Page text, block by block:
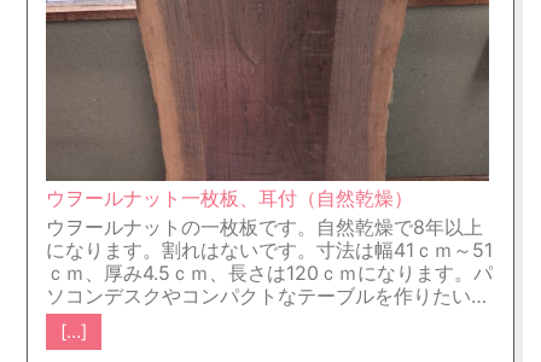
と壁の断熱材に関してはポリスチレンホームを使用し、
壁の断熱材に関しては工場で出荷する段階でパネルに組
み込まれてますので、現場による施工の充填ミスが少な
くなります。２F天井にはグラスウールを施工していま
す。 ③屋根材はどうか→屋根材はアスファルトシング
ルを使用し、瓦などに比べて軽量なので地震の揺れを軽
減できるメリットがあります。 ④換気はどうか→24時
間換気、棟換気 ⑤ライフラインはどうか→基本は給湯
はエコキュートでオール電化住宅になります。 下の写
真は屋根の施工完了写真です。（この物件では屋根は寄
棟です。） 下の写真は透湿防水シートを貼る前の写真
です。 下の写真は耐力壁の上から透湿防水シートを貼
った時の写真です。 下の写真は内部写真です。（この
物件では1階で天井の断熱材を充填しているのは上部が
バルコニー部分だけです。） 下は基礎の完成写真で
す。 下は㈱飯田産業様のI.D.S工法についてです。
&nb[…]
ウヲールナット一枚板、耳付（自然乾燥）
ウヲールナットの一枚板です。自然乾燥で8年以上
になります。割れはないです。寸法は幅41ｃｍ～51
ｃｍ、厚み4.5ｃｍ、長さは120ｃｍになります。パ
ソコンデスクやコンパクトなテーブルを作りたい方
におすすめの一枚板です。良い杢がでています。金
額は15万円（税抜き） （木表） （木裏）
[…]